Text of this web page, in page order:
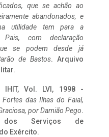
que se achão ao
abandonados, e
utilidade tem para a
com declaração
se podem desde já
de Bastos. Arquivo
IHIT, Vol. LVI, 1998 -
das Ilhas do Faial,
por Damião Pego.
dos Serviços de
Exército.